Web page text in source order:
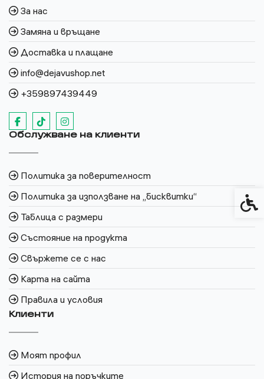
За нас
Замяна и връщане
Доставка и плащане
info@dejavushop.net
+359897439449
Обслужване на клиенти
Политика за поверителност
Политика за използване на „бисквитки“
Таблица с размери
Състояние на продукта
Свържете се с нас
Карта на сайта
Правила и условия
Клиенти
Моят профил
История на поръчките